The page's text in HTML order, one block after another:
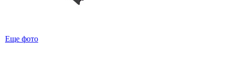
Еще фото